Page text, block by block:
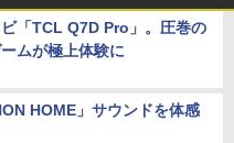
「TCL Q7D Pro」。圧巻の
ムが極上体験に
HOME」サウンドを体感